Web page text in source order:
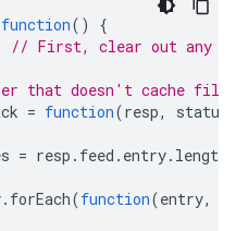
function()
{
// First, clear out any
that doesn't cache
= function(resp, status
= resp . feed . entry. length
. forEach(function(entry,